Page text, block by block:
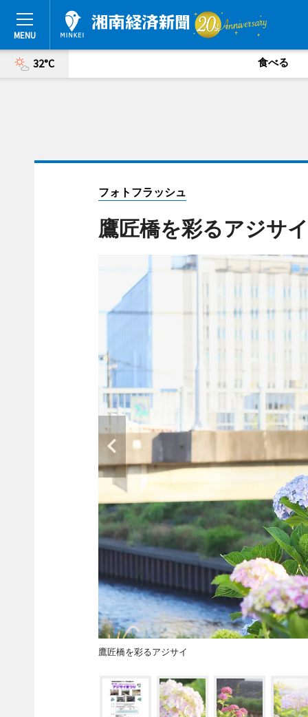
32°C 食べる
フォトフラッシュ
鷹匠橋を彩るアジサイ
鷹匠橋を彩るアジサイ